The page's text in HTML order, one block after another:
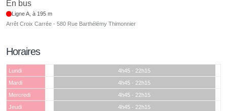
En bus
Ligne A, à 195 m
Arrêt Croix Carrée - 580 Rue Barthélémy Thimonnier
Horaires
Lundi
4h45 - 22h15
Mardi
4h45 - 22h15
Mercredi
4h45 - 22h15
Jeudi
4h45 - 22h15